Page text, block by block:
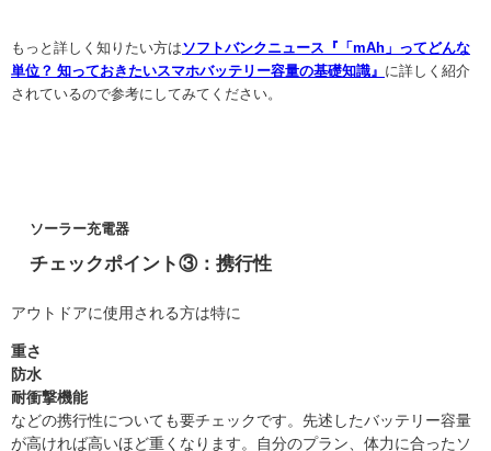
もっと詳しく知りたい方はソフトバンクニュース『「mAh」ってどんな
単位？ 知っておきたいスマホバッテリー容量の基礎知識』 に詳しく紹介
されているので参考にしてみてください。
ソーラー充電器
チェックポイント③：携行性
アウトドアに使用される方は特に
重さ
防水
耐衝撃機能
などの携行性についても要チェックです。先述したバッテリー容量
が高ければ高いほど重くなります。自分のプラン、体力に合ったソ